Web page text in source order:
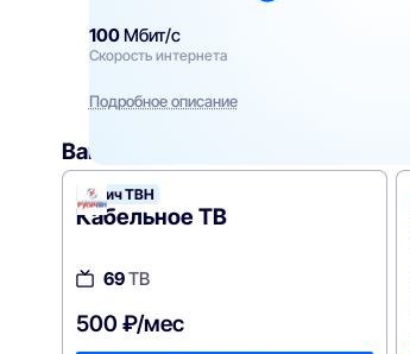
100Мбит/с
Скорость интернета
Подробное описание
Вам могут подойти
Русич ТВН
Кабельное ТВ
69ТВ
500 ₽/мес